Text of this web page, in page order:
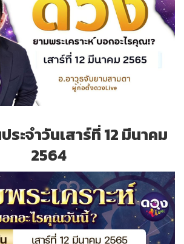
ระจำวันเสาร์ที่ 12 มีนาคม
2564